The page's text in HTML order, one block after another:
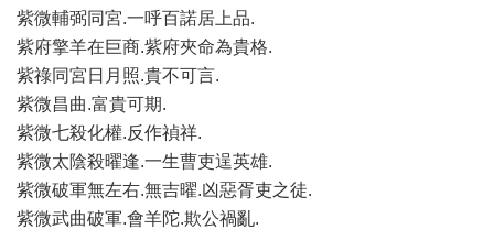
紫微輔弼同宮.一呼百諾居上品.
紫府擎羊在巨商.紫府夾命為貴格.
紫祿同宮日月照.貴不可言.
紫微昌曲.富貴可期.
紫微七殺化權.反作禎祥.
紫微太陰殺曜逢.一生曹吏逞英雄.
紫微破軍無左右.無吉曜.凶惡胥吏之徒.
紫微武曲破軍.會羊陀.欺公禍亂.